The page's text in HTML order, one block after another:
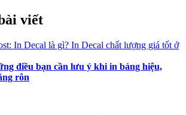
viết
In Decal là gì? In Decal chất lượng giá tốt ở
điều bạn cần lưu ý khi in bảng hiệu,
rôn